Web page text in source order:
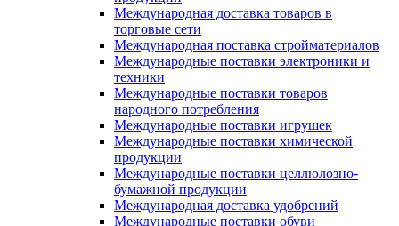
Международная доставка товаров в
торговые сети
Международная поставка стройматериалов
Международные поставки электроники и
техники
Международные поставки товаров
народного потребления
Международные поставки игрушек
Международные поставки химической
продукции
Международные поставки целлюлозно-
бумажной продукции
Международная доставка удобрений
Международные поставки обуви